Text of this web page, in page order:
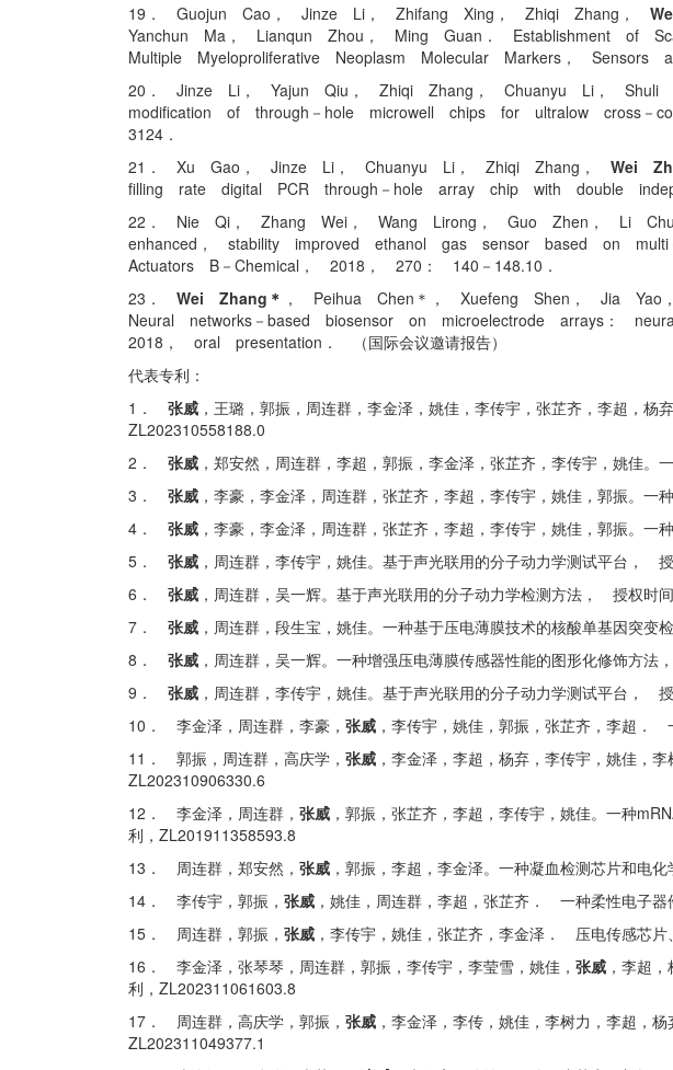
19． Guojun Cao， Jinze Li， Zhifang Xing， Zhiqi Zhang，
Yanchun Ma， Lianqun Zhou， Ming Guan． Establishment of
Multiple Myeloproliferative Neoplasm Molecular Markers， Sensors
20． Jinze Li， Yajun Qiu， Zhiqi Zhang， Chuanyu Li， Shuli
modification of through－hole microwell chips for ultralow cross－
3124．
21． Xu Gao， Jinze Li， Chuanyu Li， Zhiqi Zhang， Wei
filling rate digital PCR through－hole array chip with double
22． Nie Qi， Zhang Wei， Wang Lirong， Guo Zhen， Li
enhanced， stability improved ethanol gas sensor based on
Actuators B－Chemical， 2018， 270： 140－148.10．
23． Wei Zhang＊ ， Peihua Chen＊， Xuefeng Shen， Jia
Neural networks－based biosensor on microelectrode arrays：
2018， oral presentation． （国际会议邀请报告）
代表专利：
1． 张威 ，王璐，郭振，周连群，李金泽，姚佳，李传宇，张芷齐，李超，
ZL202310558188.0
2． 张威 ，郑安然，周连群，李超，郭振，李金泽，张芷齐，李传宇，姚佳
3． 张威 ，李豪，李金泽，周连群，张芷齐，李超，李传宇，姚佳，郭振。
4． 张威 ，李豪，李金泽，周连群，张芷齐，李超，李传宇，姚佳，郭振
5． 张威 ，周连群，李传宇，姚佳。基于声光联用的分子动力学测试平台
6． 张威 ，周连群，吴一辉。基于声光联用的分子动力学检测方法， 授权
7． 张威 ，周连群，段生宝，姚佳。一种基于压电薄膜技术的核酸单基因
8． 张威 ，周连群，吴一辉。一种增强压电薄膜传感器性能的图形化修饰
9． 张威 ，周连群，李传宇，姚佳。基于声光联用的分子动力学测试平台
10． 李金泽，周连群，李豪， 张威 ，李传宇，姚佳，郭振，张芷齐，李超．
11． 郭振，周连群，高庆学， 张威 ，李金泽，李超，杨弃，李传宇，姚佳，
ZL202310906330.6
12． 李金泽，周连群， 张威 ，郭振，张芷齐，李超，李传宇，姚佳。一种
利，ZL201911358593.8
13． 周连群，郑安然， 张威 ，郭振，李超，李金泽。一种凝血检测芯片和
14． 李传宇，郭振， 张威 ，姚佳，周连群，李超，张芷齐． 一种柔性电子
15． 周连群，郭振， 张威 ，李传宇，姚佳，张芷齐，李金泽． 压电传感芯
16． 李金泽，张琴琴，周连群，郭振，李传宇，李莹雪，姚佳， 张威 ，李超
利，ZL202311061603.8
17． 周连群，高庆学，郭振， 张威 ，李金泽，李传，姚佳，李树力，李超，
ZL202311049377.1